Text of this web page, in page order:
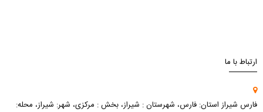
ارتباط با ما
فارس شیراز استان: فارس، شهرستان : شیراز، بخش : مرکزی، شهر: شیراز، محله: